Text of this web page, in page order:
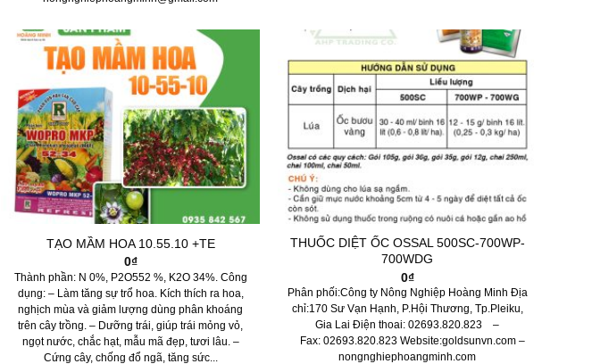
TẠO MẦM HOA 10.55.10 +TE
0₫
Thành phần: N 0%, P2O552 %, K2O 34%. Công
dụng: – Làm tăng sự trổ hoa. Kích thích ra hoa,
nghịch mùa và giảm lượng dùng phân khoáng
trên cây trồng. – Dưỡng trái, giúp trái mỏng vỏ,
ngọt nước, chắc hạt, mẫu mã đẹp, tươi lâu. –
Cứng cây, chống đổ ngã, tăng sức...
THUỐC DIỆT ỐC OSSAL 500SC-700WP-
700WDG
0₫
Phân phối:Công ty Nông Nghiệp Hoàng Minh Địa
chỉ:170 Sư Vạn Hạnh, P.Hội Thương, Tp.Pleiku,
Gia Lai Điện thoai: 02693.820.823 –
Fax: 02693.820.823 Website:goldsunvn.com –
nongnghiephoangminh.com